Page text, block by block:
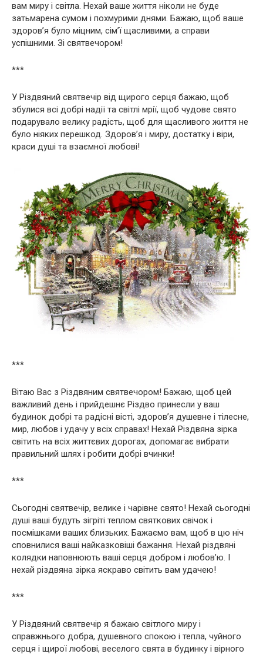
вам миру і світла. Нехай ваше життя ніколи не буде
затьмарена сумом і похмурими днями. Бажаю, щоб ваше
здоров’я було міцним, сім’ї щасливими, а справи
успішними. Зі святвечором!
***
У Різдвяний святвечір від щирого серця бажаю, щоб
збулися всі добрі надії та світлі мрії, щоб чудове свято
подарувало велику радість, щоб для щасливого життя не
було ніяких перешкод. Здоров’я і миру, достатку і віри,
краси душі та взаємної любові!
***
Вітаю Вас з Різдвяним святвечором! Бажаю, щоб цей
важливий день і прийдешнє Різдво принесли у ваш
будинок добрі та радісні вісті, здоров’я душевне і тілесне,
мир, любов і удачу у всіх справах! Нехай Різдвяна зірка
світить на всіх життєвих дорогах, допомагає вибрати
правильний шлях і робити добрі вчинки!
***
Сьогодні святвечір, велике і чарівне свято! Нехай сьогодні
душі ваші будуть зігріті теплом святкових свічок і
посмішками ваших близьких. Бажаємо вам, щоб в цю ніч
сповнилися ваші найказковіші бажання. Нехай різдвяні
колядки наповнюють ваші серця добром і любов’ю. І
нехай різдвяна зірка яскраво світить вам удачею!
***
У Різдвяний святвечір я бажаю світлого миру і
справжнього добра, душевного спокою і тепла, чуйного
серця і щирої любові, веселого свята в будинку і вірного